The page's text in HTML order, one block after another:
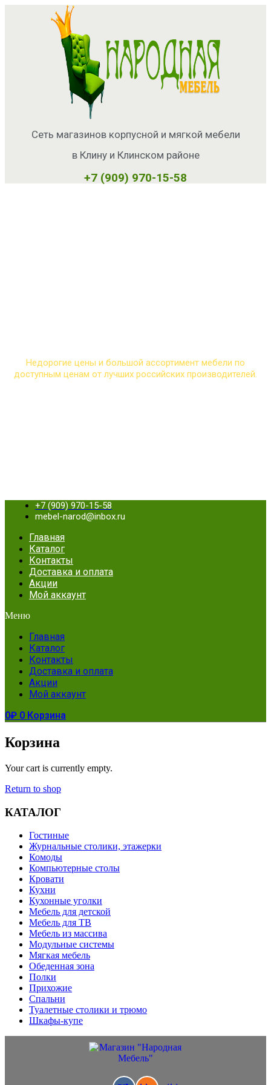
Сеть магазинов корпусной и мягкой мебели
в Клину и Клинском районе
+7 (909) 970-15-58
Недорогие цены и большой ассортимент мебели по
доступным ценам от лучших российских производителей.
+7 (909) 970-15-58
mebel-narod@inbox.ru
Главная
Каталог
Контакты
Доставка и оплата
Акции
Мой аккаунт
Меню
Главная
Каталог
Контакты
Доставка и оплата
Акции
Мой аккаунт
0₽ 0 Корзина
Корзина
Your cart is currently empty.
Return to shop
КАТАЛОГ
Гостиные
Журнальные столики, этажерки
Комоды
Компьютерные столы
Кровати
Кухни
Кухонные уголки
Мебель для детской
Мебель для ТВ
Мебель из массива
Модульные системы
Мягкая мебель
Обеденная зона
Полки
Прихожие
Спальни
Туалетные столики и трюмо
Шкафы-купе